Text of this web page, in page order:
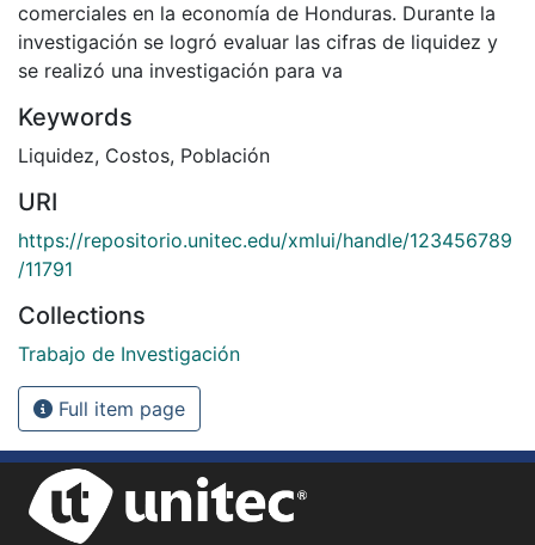
comerciales en la economía de Honduras. Durante la
investigación se logró evaluar las cifras de liquidez y
se realizó una investigación para va
Keywords
Liquidez, Costos, Población
URI
https://repositorio.unitec.edu/xmlui/handle/123456789
/11791
Collections
Trabajo de Investigación
Full item page